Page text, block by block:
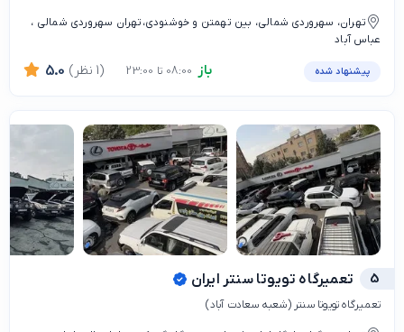
تهران، سهروردی شمالی، بین تهمتن و خوشنودی،تهران سهروردی شمالی ،
عباس آباد
پیشنهاد شده باز 5.0 (1 نظر)
5 تعمیرگاه تویوتا سنتر ایران
تعمیرگاه تویوتا سنتر (شعبه سعادت آباد)